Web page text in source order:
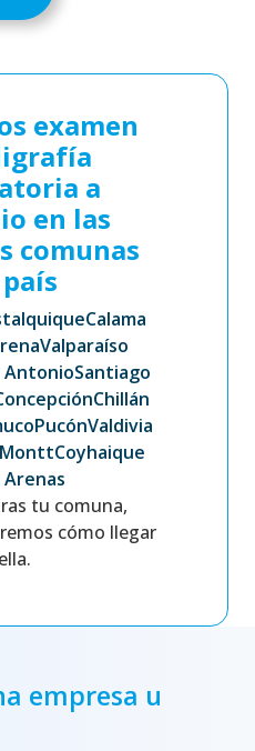
examen
a
en las
comunas
IquiqueCalama
Valparaíso
AntonioSantiago
Chillán
PucónValdivia
Coyhaique
tu comuna,
cómo llegar
empresa u